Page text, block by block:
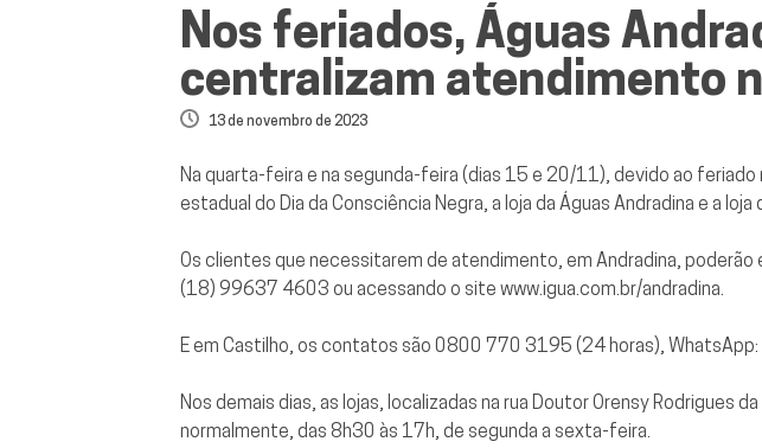
Nos feriados, Águas
centralizam atendimento
13 de novembro de 2023
Na quarta-feira e na segunda-feira (dias 15 e 20/11), devido ao
estadual do Dia da Consciência Negra, a loja da Águas Andradina e a
Os clientes que necessitarem de atendimento, em Andradina,
(18) 99637 4603 ou acessando o site www.igua.com.br/andradina
E em Castilho, os contatos são 0800 770 3195 (24 horas),
Nos demais dias, as lojas, localizadas na rua Doutor Orensy Rodrigues
normalmente, das 8h30 às 17h, de segunda a sexta-feira.